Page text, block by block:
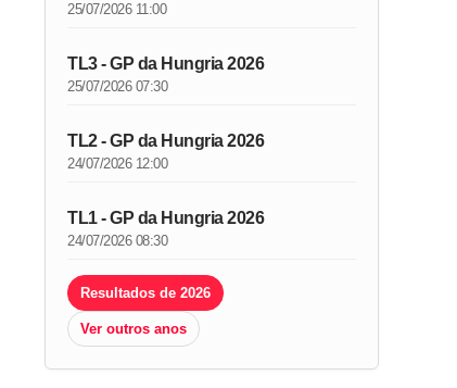
25/07/2026 11:00
TL3 - GP da Hungria 2026
25/07/2026 07:30
TL2 - GP da Hungria 2026
24/07/2026 12:00
TL1 - GP da Hungria 2026
24/07/2026 08:30
Resultados de 2026
Ver outros anos